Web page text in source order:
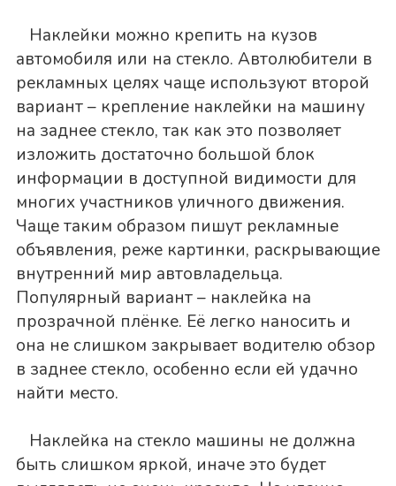
Наклейки можно крепить на кузов
автомобиля или на стекло. Автолюбители в
рекламных целях чаще используют второй
вариант – крепление наклейки на машину
на заднее стекло, так как это позволяет
изложить достаточно большой блок
информации в доступной видимости для
многих участников уличного движения.
Чаще таким образом пишут рекламные
объявления, реже картинки, раскрывающие
внутренний мир автовладельца.
Популярный вариант – наклейка на
прозрачной плёнке. Её легко наносить и
она не слишком закрывает водителю обзор
в заднее стекло, особенно если ей удачно
найти место.
Наклейка на стекло машины не должна
быть слишком яркой, иначе это будет